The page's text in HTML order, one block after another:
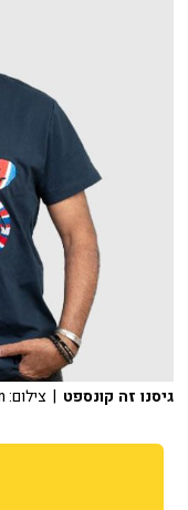
גיסנו זה קונספט | צילום: 103fm